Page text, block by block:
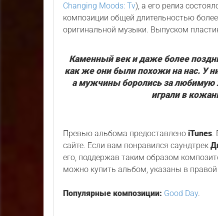
Changing Moods: Tv), а его релиз
композиции общей длительностью
оригинальной музыки. Выпуском
Каменный век и даже более
как же они были похожи на нас. У
а мужчины боролись за
играли в
Превью альбома предоставленоiTunes.
сайте. Если вам понравился саундтрек
его, поддержав таким образом
можно купить альбом, указаны в правой
Популярные композиции: Good Day.